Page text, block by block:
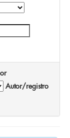
Autor/registro